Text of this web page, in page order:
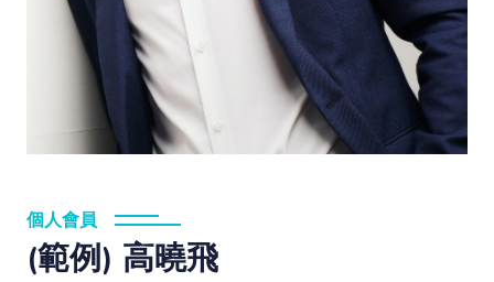
個人會員
(範例) 高曉飛